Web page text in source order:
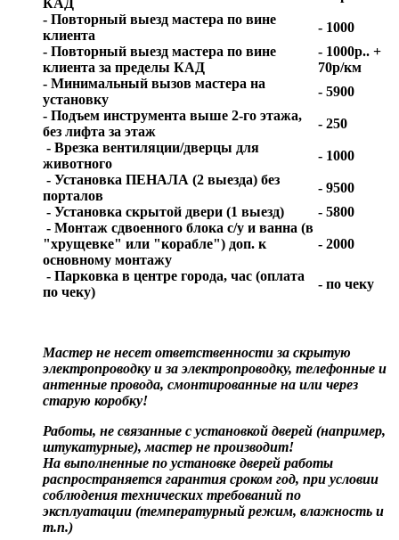
КАД
- Повторный выезд мастера по вине
клиента
- 1000
- Повторный выезд мастера по вине
клиента за пределы КАД
- 1000р.. +
70р/км
- Минимальный вызов мастера на
установку
- 5900
- Подъем инструмента выше 2-го этажа,
без лифта за этаж
- 250
- Врезка вентиляции/дверцы для
животного
- 1000
- Установка ПЕНАЛА (2 выезда) без
порталов
- 9500
- Установка скрытой двери (1 выезд)
- 5800
- Монтаж сдвоенного блока с/у и ванна (в
"хрущевке" или "корабле") доп. к
основному монтажу
- 2000
- Парковка в центре города, час (оплата
по чеку)
- по чеку
Мастер не несет ответственности за скрытую
электропроводку и за электропроводку, телефонные и
антенные провода, смонтированные на или через
старую коробку!
Работы, не связанные с установкой дверей (например,
штукатурные), мастер не производит!
На выполненные по установке дверей работы
распространяется гарантия сроком год, при условии
соблюдения технических требований по
эксплуатации (температурный режим, влажность и
т.п.)